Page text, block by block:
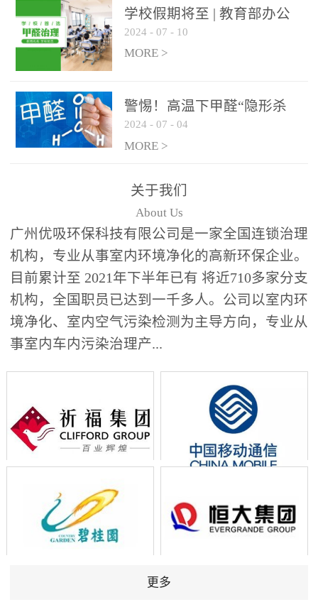
学校假期将至 | 教育部办公
厅关于加强学校新建校舍室
内空气质量管理通知
2024 - 07 - 10
MORE >
警惕！高温下甲醛“隐形杀
手”来袭，你的家安全吗？
2024 - 07 - 04
MORE >
关于我们
About Us
广州优吸环保科技有限公司是一家全国连锁治理
机构，专业从事室内环境净化的高新环保企业。
目前累计至 2021年下半年已有 将近710多家分支
机构，全国职员已达到一千多人。公司以室内环
境净化、室内空气污染检测为主导方向，专业从
事室内车内污染治理产...
更多